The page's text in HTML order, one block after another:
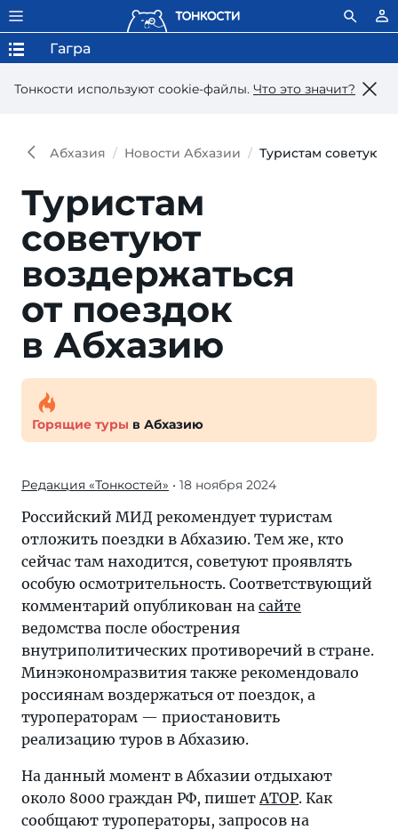
Тонкости используют сookie-файлы. Что это значит?
Гагра
Абхазия Новости Абхазии Туристам советуют
Туристам
советуют
воздержать­ся
от поез­док
в Абхазию
Горящие туры в Абхазию
Редакция «Тонкостей» • 18 ноября 2024
Российский МИД рекомендует туристам
отложить поездки в Абхазию. Тем же, кто
сейчас там находится, советуют проявлять
особую осмотрительность. Соответствующий
комментарий опубликован на сайте
ведомства после обострения
внутриполитических противоречий в стране.
Минэкономразвития также рекомендовало
россиянам воздержаться от поездок, а
туроператорам — приостановить
реализацию туров в Абхазию.
На данный момент в Абхазии отдыхают
около 8000 граждан РФ, пишетАТОР. Как
сообщают туроператоры, запросов на